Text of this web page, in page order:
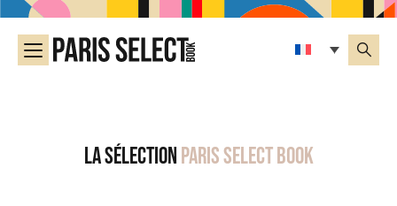
La sélectionParis Select Book